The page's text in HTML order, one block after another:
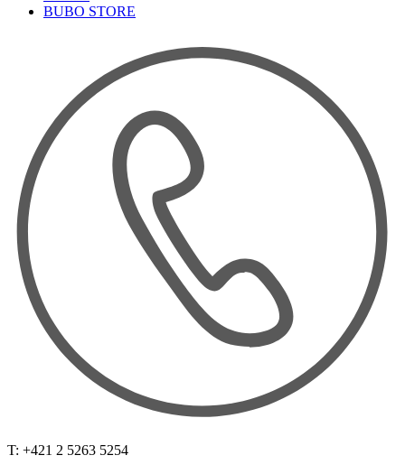
BUBO STORE
T: +421 2 5263 5254